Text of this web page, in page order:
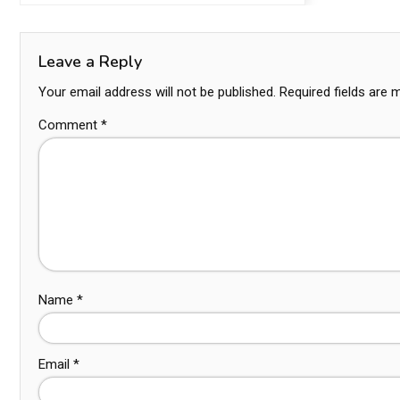
Leave a Reply
Your email address will not be published. Required fields are
Comment *
Name *
Email *